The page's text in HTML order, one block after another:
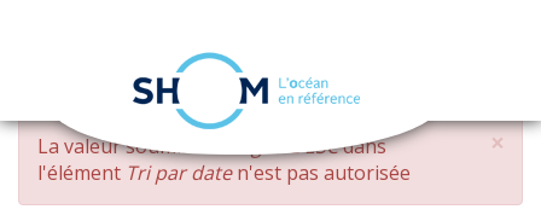
Aller
contenu
principal
navigation
×
MESSAGE
D'ERREUR
La valeur soumise changed DESCdans
l'élément Tri par daten'est pas autorisée